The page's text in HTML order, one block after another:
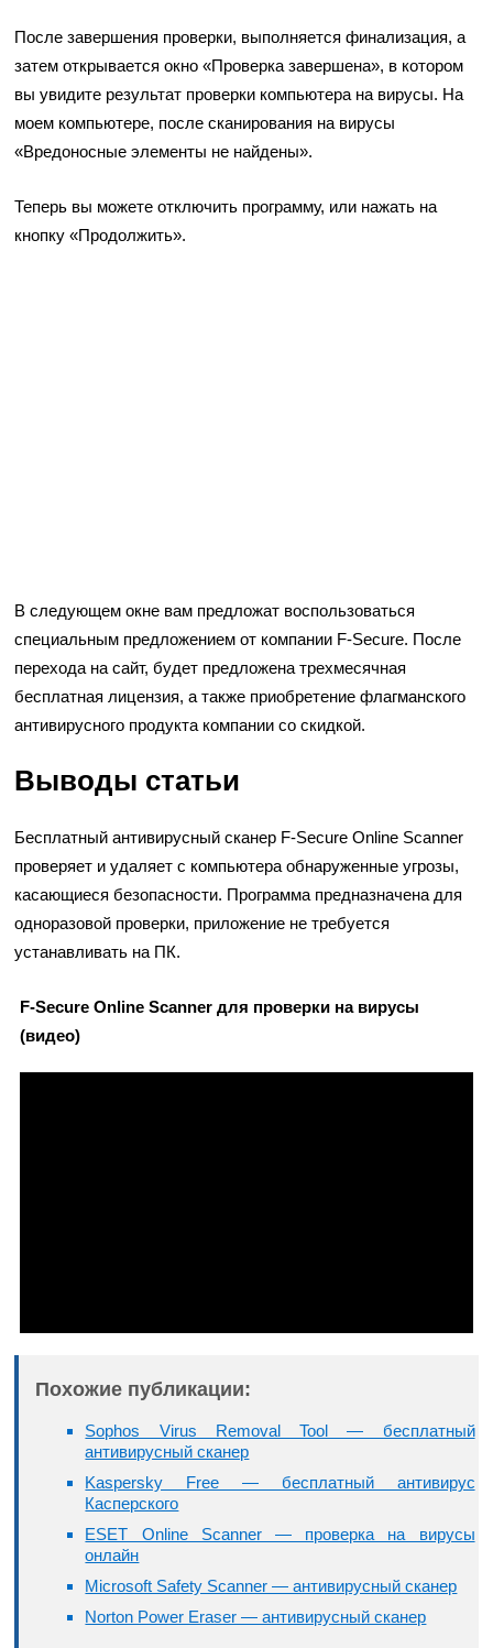
После завершения проверки, выполняется финализация, а
затем открывается окно «Проверка завершена», в котором
вы увидите результат проверки компьютера на вирусы. На
моем компьютере, после сканирования на вирусы
«Вредоносные элементы не найдены».
Теперь вы можете отключить программу, или нажать на
кнопку «Продолжить».
В следующем окне вам предложат воспользоваться
специальным предложением от компании F-Secure. После
перехода на сайт, будет предложена трехмесячная
бесплатная лицензия, а также приобретение флагманского
антивирусного продукта компании со скидкой.
Выводы статьи
Бесплатный антивирусный сканер F-Secure Online Scanner
проверяет и удаляет с компьютера обнаруженные угрозы,
касающиеся безопасности. Программа предназначена для
одноразовой проверки, приложение не требуется
устанавливать на ПК.
F-Secure Online Scanner для проверки на вирусы
(видео)
Похожие публикации:
Sophos Virus Removal Tool — бесплатный
антивирусный сканер
Kaspersky Free — бесплатный антивирус
Касперского
ESET Online Scanner — проверка на вирусы
онлайн
Microsoft Safety Scanner — антивирусный сканер
Norton Power Eraser — антивирусный сканер